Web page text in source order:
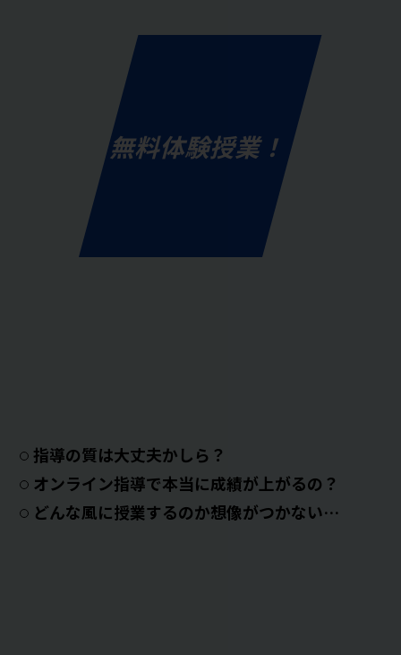
無料体験授業！
指導の質は大丈夫かしら？
オンライン指導で本当に成績が上がるの？
どんな風に授業するのか想像がつかない…